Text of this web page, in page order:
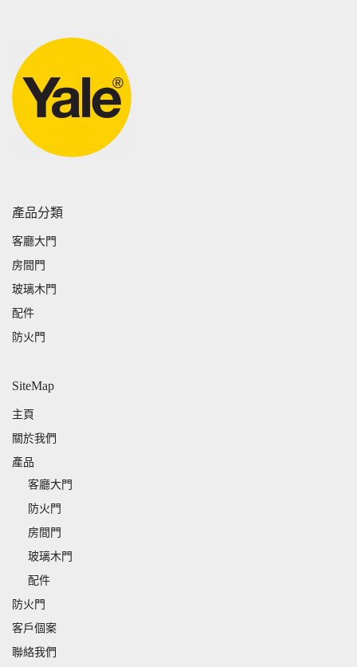
產品分類
客廳大門
房間門
玻璃木門
配件
防火門
SiteMap
主頁
關於我們
產品
客廳大門
防火門
房間門
玻璃木門
配件
防火門
客戶個案
聯絡我們